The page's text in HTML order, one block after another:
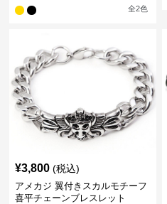
全2色
¥3,800 (税込)
アメカジ 翼付きスカルモチーフ
喜平チェーンブレスレット